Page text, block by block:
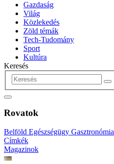
Gazdaság
Világ
Közlekedés
Zöld témák
Tech-Tudomány
Sport
Kultúra
Keresés
Rovatok
Belföld Egészségügy Gasztronómia
Címkék
Magazinok